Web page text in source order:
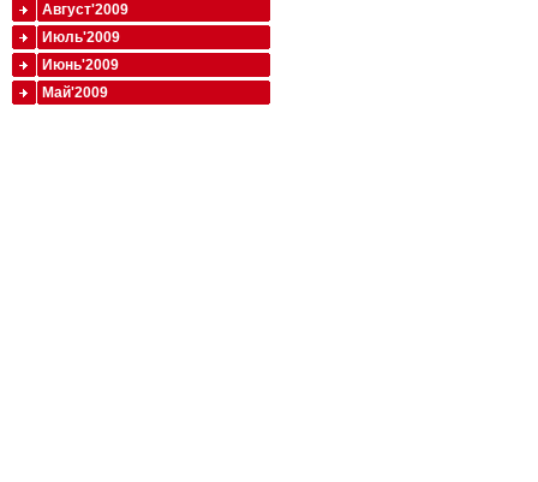
Август'2009
Июль'2009
Июнь'2009
Май'2009